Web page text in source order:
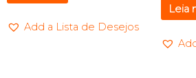
Add a Lista de Desejos
Leia